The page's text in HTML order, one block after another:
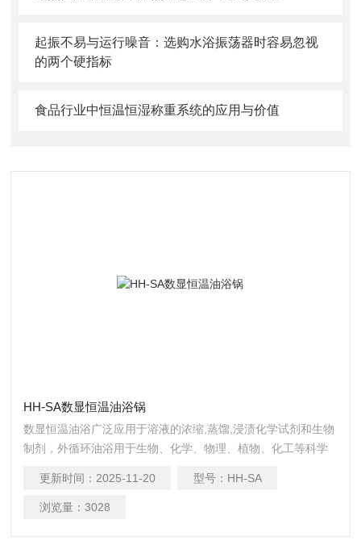
起振不易与运行噪音：选购水浴振荡器时容易忽视
的两个硬指标
食品行业中恒温恒湿称重系统的应用与价值
HH-SA数显恒温油浴锅
数显恒温油浴广泛应用于溶液的浓缩,蒸馏,浸渍化学试剂和生物
制剂，外循环油浴用于生物、化学、物理、植物、化工等科学
更新时间： 2025-11-20 型号： HH-SA
浏览量： 3028